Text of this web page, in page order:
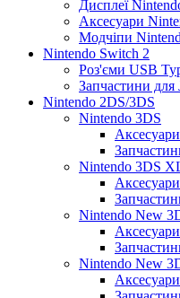
Дисплеї
Аксесуари
Модчіпи
Nintendo Switch 2
Роз'єми USB
Запчастини для
Nintendo 2DS/3DS
Nintendo 3DS
Nintendo 3DS
Nintendo New
Nintendo New